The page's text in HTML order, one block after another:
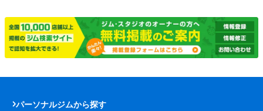
パーソナルジムから探す